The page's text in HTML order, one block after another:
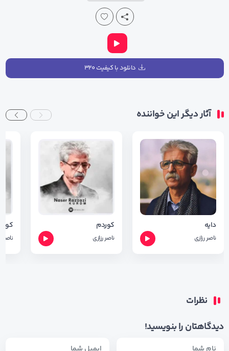
دانلود با کیفیت ۳۲۰
آثار دیگر این خواننده
دایه
ناصر رزازی
کوردم
ناصر رزازی ناصر
نظرات
دیدگاهتان را بنویسید!